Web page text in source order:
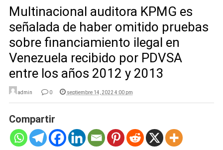
Multinacional auditora KPMG es
señalada de haber omitido pruebas
sobre financiamiento ilegal en
Venezuela recibido por PDVSA
entre los años 2012 y 2013
admin 0 septiembre 14, 2022 4:00 pm
Compartir